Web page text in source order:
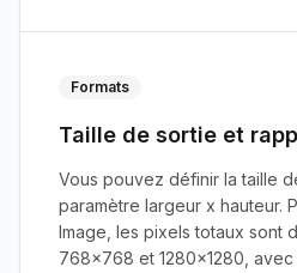
Formats
Taille de sortie et
Vous pouvez définir la taille
paramètre largeur x hauteur.
Image, les pixels totaux sont
768x768 et 1280x1280,